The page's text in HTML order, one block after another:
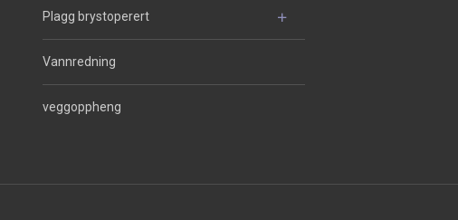
Plagg brystoperert
Vannredning
veggoppheng